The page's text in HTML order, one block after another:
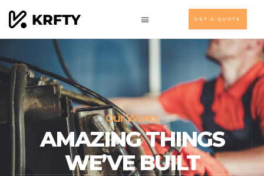
GET A QUOTE
Our Works
AMAZING THINGS
WE’VE BUILT